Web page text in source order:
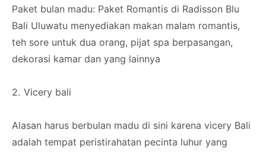
Paket bulan madu: Paket Romantis di Radisson Blu
Bali Uluwatu menyediakan makan malam romantis,
teh sore untuk dua orang, pijat spa berpasangan,
dekorasi kamar dan yang lainnya
2. Vicery bali
Alasan harus berbulan madu di sini karena vicery Bali
adalah tempat peristirahatan pecinta luhur yang